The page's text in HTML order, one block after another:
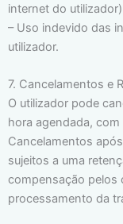
internet do
– Uso indevido das
utilizador.
7. Cancelamentos e
O utilizador pode
hora agendada,
Cancelamentos
sujeitos a uma
compensação pelos
processamento da